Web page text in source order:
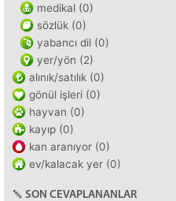
medikal (0)
sözlük (0)
yabancı dil (0)
yer/yön (2)
alınık/satılık (0)
gönül işleri (0)
hayvan (0)
kayıp (0)
kan aranıyor (0)
ev/kalacak yer (0)
SON CEVAPLANANLAR